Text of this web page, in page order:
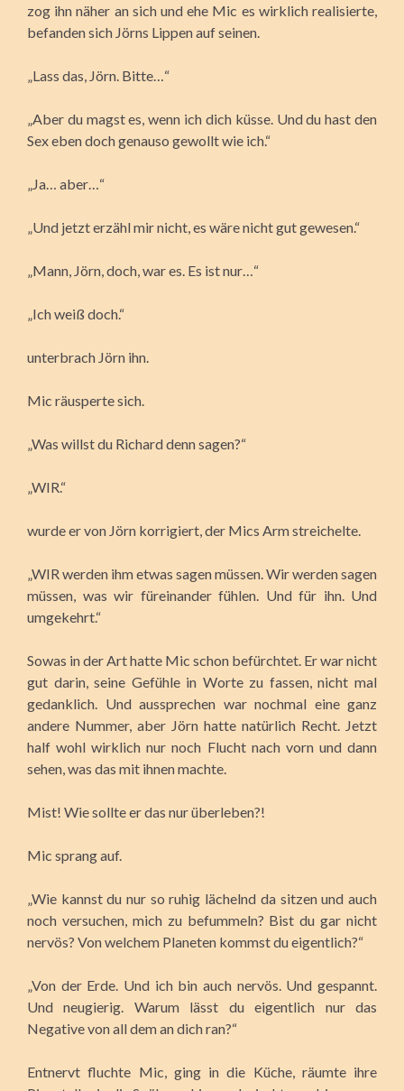
zog ihn näher an sich und ehe Mic es wirklich realisierte,
befanden sich Jörns Lippen auf seinen.
„Lass das, Jörn. Bitte…“
„Aber du magst es, wenn ich dich küsse. Und du hast den
Sex eben doch genauso gewollt wie ich.“
„Ja… aber…“
„Und jetzt erzähl mir nicht, es wäre nicht gut gewesen.“
„Mann, Jörn, doch, war es. Es ist nur…“
„Ich weiß doch.“
unterbrach Jörn ihn.
Mic räusperte sich.
„Was willst du Richard denn sagen?“
„WIR.“
wurde er von Jörn korrigiert, der Mics Arm streichelte.
„WIR werden ihm etwas sagen müssen. Wir werden sagen
müssen, was wir füreinander fühlen. Und für ihn. Und
umgekehrt.“
Sowas in der Art hatte Mic schon befürchtet. Er war nicht
gut darin, seine Gefühle in Worte zu fassen, nicht mal
gedanklich. Und aussprechen war nochmal eine ganz
andere Nummer, aber Jörn hatte natürlich Recht. Jetzt
half wohl wirklich nur noch Flucht nach vorn und dann
sehen, was das mit ihnen machte.
Mist! Wie sollte er das nur überleben?!
Mic sprang auf.
„Wie kannst du nur so ruhig lächelnd da sitzen und auch
noch versuchen, mich zu befummeln? Bist du gar nicht
nervös? Von welchem Planeten kommst du eigentlich?“
„Von der Erde. Und ich bin auch nervös. Und gespannt.
Und neugierig. Warum lässt du eigentlich nur das
Negative von all dem an dich ran?“
Entnervt fluchte Mic, ging in die Küche, räumte ihre